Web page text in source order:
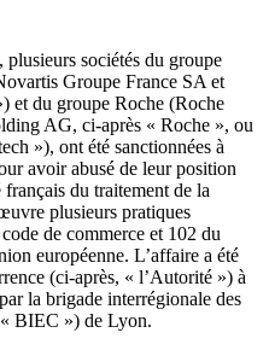
sociétés du groupe
Groupe France SA et
et du groupe Roche (Roche
AG, ci-après « Roche », ou
»), ont été sanctionnées à
avoir abusé de leur position
du traitement de la
plusieurs pratiques
de commerce et 102 du
européenne. L’affaire a été
(ci-après, « l’Autorité ») à
la brigade interrégionale des
« BIEC ») de Lyon.